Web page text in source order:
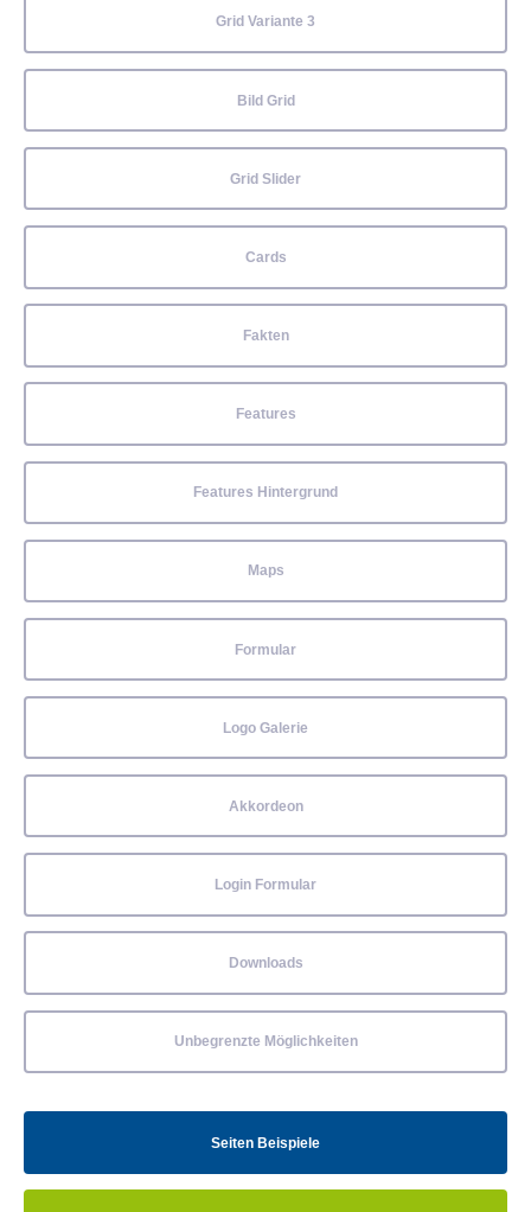
Grid Variante 3
Bild Grid
Grid Slider
Cards
Fakten
Features
Features Hintergrund
Maps
Formular
Logo Galerie
Akkordeon
Login Formular
Downloads
Unbegrenzte Möglichkeiten
Seiten Beispiele